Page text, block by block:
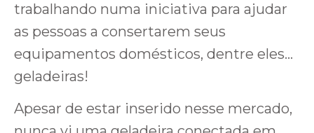
trabalhando numa iniciativa para ajudar
as pessoas a consertarem seus
equipamentos domésticos, dentre eles…
geladeiras!
Apesar de estar inserido nesse mercado,